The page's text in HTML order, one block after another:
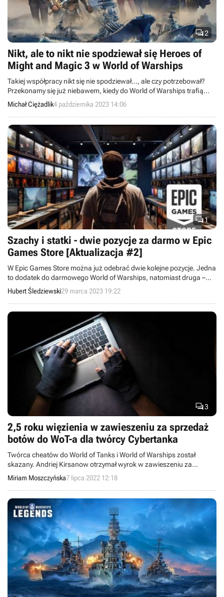
2
Nikt, ale to nikt nie spodziewał się Heroes of
Might and Magic 3 w World of Warships
Takiej współpracy nikt się nie spodziewał…, ale czy potrzebował?
Przekonamy się już niebawem, kiedy do World of Warships trafią
postacie z Heroes of Might and Magic 3.
Michał Ciężadlik4 października 2023 14:06
1
Szachy i statki - dwie pozycje za darmo w Epic
Games Store [Aktualizacja #2]
W Epic Games Store można już odebrać dwie kolejne pozycje. Jedna
to dodatek do darmowego World of Warships, natomiast druga –
symulator szachów.
Hubert Śledziewski29 marca 2023 19:22
3
2,5 roku więzienia w zawieszeniu za sprzedaż
botów do WoT-a dla twórcy Cybertanka
Twórca cheatów do World of Tanks i World of Warships został
skazany. Andriej Kirsanow otrzymał wyrok w zawieszeniu za
wyrządzenie milionowych strat.
Miriam Moszczyńska7 lipca 2022 12:18